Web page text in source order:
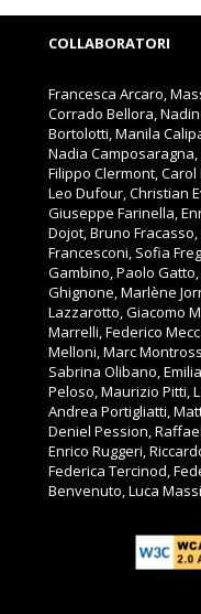
COLLABORATORI
Francesca Arcaro,
Corrado Bellora,
Bortolotti, Manila
Nadia Camposaragna,
Filippo Clermont, Carol
Leo Dufour, Christian
Giuseppe Farinella,
Dojot, Bruno Fracasso,
Francesconi, Sofia
Gambino, Paolo
Ghignone, Marlène
Lazzarotto, Giacomo
Marrelli, Federico
Melloni, Marc
Sabrina Olibano,
Peloso, Maurizio Pitti,
Andrea Portigliatti,
Deniel Pession,
Enrico Ruggeri,
Federica Tercinod,
Benvenuto, Luca